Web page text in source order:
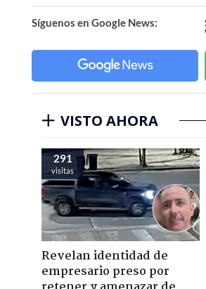
Síguenos en Google News:
VISTO AHORA
291
visitas
Revelan identidad de
empresario preso por